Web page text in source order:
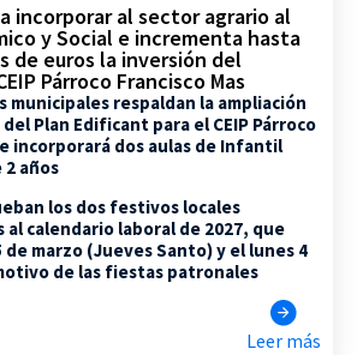
incorporar al sector agrario al
y Social e incrementa hasta
de euros la inversión del
Párroco Francisco Mas
municipales respaldan la ampliación
Plan Edificant para el CEIP Párroco
incorporará dos aulas de Infantil
2 años
los dos festivos locales
calendario laboral de 2027, que
de marzo (Jueves Santo) y el lunes 4
de las fiestas patronales
Leer más